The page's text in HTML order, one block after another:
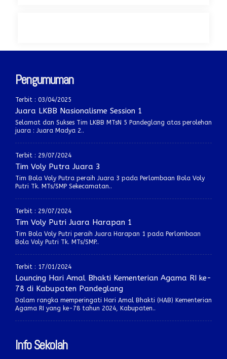
Pengumuman
Terbit : 03/04/2025
Juara LKBB Nasionalisme Session 1
Selamat dan Sukses Tim LKBB MTsN 5 Pandeglang atas perolehan
juara : Juara Madya 2..
Terbit : 29/07/2024
Tim Voly Putra Juara 3
Tim Bola Voly Putra peraih Juara 3 pada Perlombaan Bola Voly
Putri Tk. MTs/SMP Sekecamatan..
Terbit : 29/07/2024
Tim Voly Putri Juara Harapan 1
Tim Bola Voly Putri peraih Juara Harapan 1 pada Perlombaan
Bola Voly Putri Tk. MTs/SMP..
Terbit : 17/01/2024
Louncing Hari Amal Bhakti Kementerian Agama RI ke-
78 di Kabupaten Pandeglang
Dalam rangka memperingati Hari Amal Bhakti (HAB) Kementerian
Agama RI yang ke-78 tahun 2024, Kabupaten..
Info Sekolah